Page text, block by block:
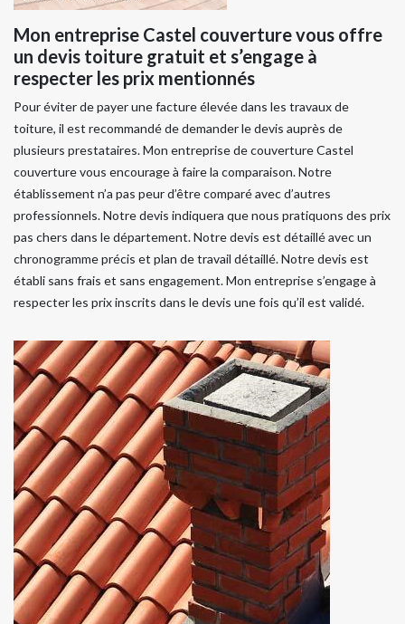
Mon entreprise Castel couverture vous offre
un devis toiture gratuit et s’engage à
respecter les prix mentionnés
Pour éviter de payer une facture élevée dans les travaux de
toiture, il est recommandé de demander le devis auprès de
plusieurs prestataires. Mon entreprise de couverture Castel
couverture vous encourage à faire la comparaison. Notre
établissement n’a pas peur d’être comparé avec d’autres
professionnels. Notre devis indiquera que nous pratiquons des prix
pas chers dans le département. Notre devis est détaillé avec un
chronogramme précis et plan de travail détaillé. Notre devis est
établi sans frais et sans engagement. Mon entreprise s’engage à
respecter les prix inscrits dans le devis une fois qu’il est validé.